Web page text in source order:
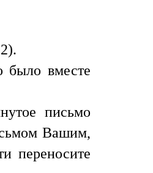
было вместе
письмо
Вашим,
переносите